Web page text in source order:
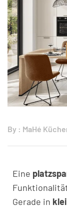
By : MaHé
Eine
Gerade in